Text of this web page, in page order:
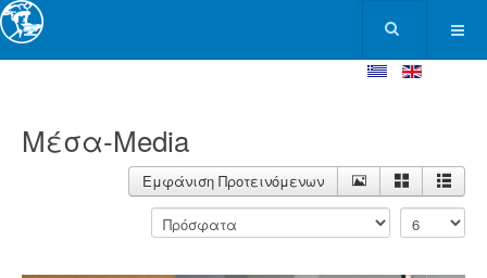
Μέσα-Media
Εμφάνιση Προτεινόμενων